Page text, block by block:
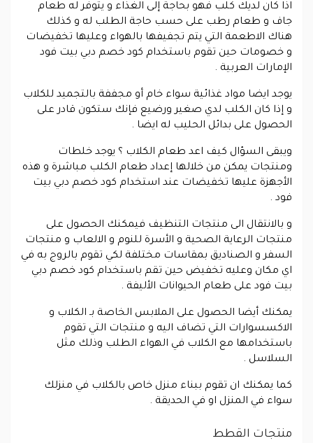
اذا كان لديك كلب فهو بحاجة إلى الغذاء و يتوفر له طعام
جاف و طعام رطب على حسب حاجة الطلب له و كذلك
هناك الاطعمة التي يتم تجفيفها بالهواء وعليها تخفيضات
و خصومات حين تقوم باستخدام كود خصم دبي بيت فود
الإمارات العربية .
يوجد ايضا مواد غذائية سواء خام أو مجففة بالتجميد للكلاب
و إذا كان الكلب لدي صغير ورضيع فإنك ستكون قادر على
الحصول على بدائل الحليب له ايضا .
ويبقى السؤال كيف اعد طعام الكلاب ؟ يوجد خلطات
ومنتجات يمكن من خلالها إعداد طعام الكلب مباشرة و هذه
الأجهزة عليها تخفيضات عند استخدام كود خصم دبي بيت
فود .
و بالانتقال الى منتجات التنظيف فيمكنك الحصول على
منتجات الرعاية الصحية و الأسرة للنوم و الالعاب و منتجات
السفر و الصناديق بمقاسات مختلفة لكي تقوم بالروج به في
اي مكان وعليه تخفيض حين تقم باستخدام كود خصم دبي
بيت فود على طعام الحيوانات الأليفة .
يمكنك أيضا الحصول على الملابس الخاصة بـ الكلاب و
الاكسسوارات التي تضاف اليه و منتجات التي تقوم
باستخدامها مع الكلاب في الهواء الطلب وذلك مثل
السلاسل .
كما يمكنك ان تقوم ببناء منزل خاص بالكلاب في منزلك
سواء في المنزل او في الحديقة .
منتجات القطط